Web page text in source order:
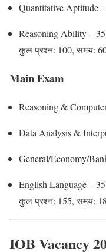
Quantitative Aptitude
Reasoning Ability –
कुल प्रश्न: 100, समय:
Main Exam
Reasoning &
Data Analysis &
General/Economy/
English Language –
कुल प्रश्न: 155, समय:
IOB Vacancy